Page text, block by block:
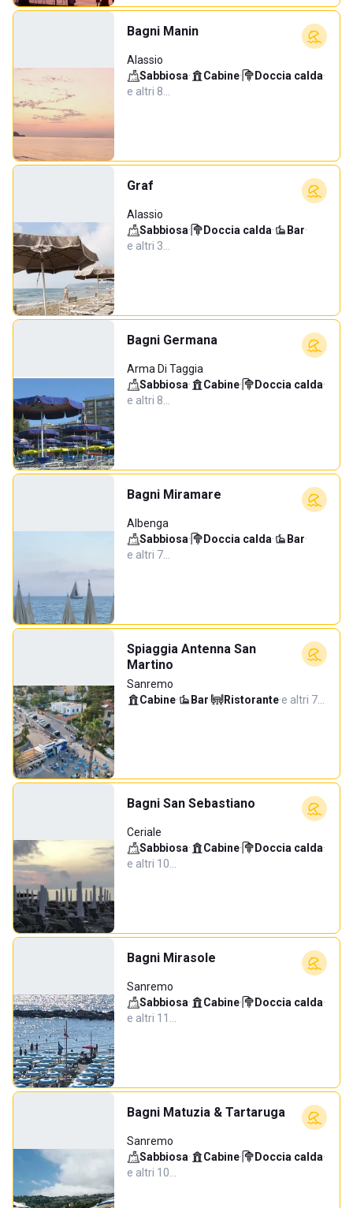
Bagni Manin
Alassio
Sabbiosa· Cabine· Doccia calda·
e altri 8…
Graf
Alassio
Sabbiosa· Doccia calda· Bar·
e altri 3…
Bagni Germana
Arma Di Taggia
Sabbiosa· Cabine· Doccia calda·
e altri 8…
Bagni Miramare
Albenga
Sabbiosa· Doccia calda· Bar·
e altri 7…
Spiaggia Antenna San
Martino
Sanremo
Cabine· Bar· Ristorante·e altri 7…
Bagni San Sebastiano
Ceriale
Sabbiosa· Cabine· Doccia calda·
e altri 10…
Bagni Mirasole
Sanremo
Sabbiosa· Cabine· Doccia calda·
e altri 11…
Bagni Matuzia & Tartaruga
Sanremo
Sabbiosa· Cabine· Doccia calda·
e altri 10…